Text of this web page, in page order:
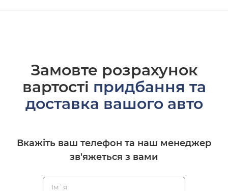
Замовте розрахунок
вартості придбання та
доставка вашого авто
Вкажіть ваш телефон та наш менеджер
зв'яжеться з вами